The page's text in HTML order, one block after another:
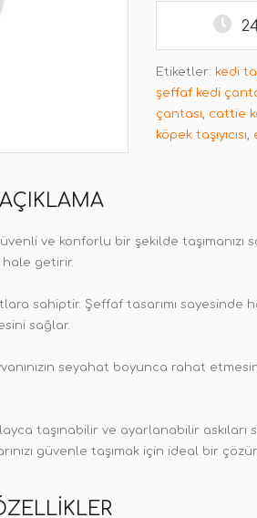
Etiketler: kedi
şeffaf kedi
çantası, cattie
köpek taşıyıcısı,
AÇIKLAMA
ve konforlu bir şekilde
hale getirir.
sahiptir. Şeffaf tasarımı sayesinde
sağlar.
seyahat boyunca rahat
taşınabilir ve ayarlanabilir
güvenle taşımak için ideal bir